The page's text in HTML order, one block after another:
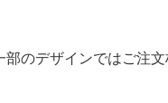
のデザインではご注文